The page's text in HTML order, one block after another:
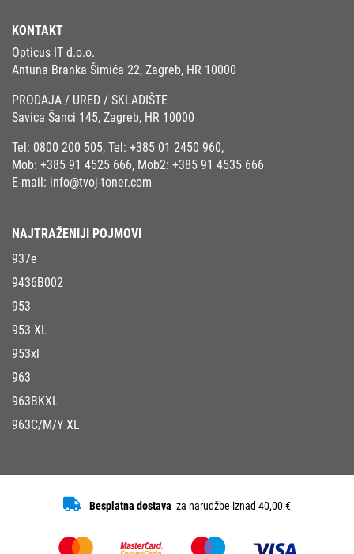
KONTAKT
Opticus IT d.o.o.
Antuna Branka Šimića 22, Zagreb, HR 10000
PRODAJA / URED / SKLADIŠTE
Savica Šanci 145, Zagreb, HR 10000
Tel: 0800 200 505, Tel: +385 01 2450 960,
Mob: +385 91 4525 666, Mob2: +385 91 4535 666
E-mail: info@tvoj-toner.com
NAJTRAŽENIJI POJMOVI
937e
9436B002
953
953 XL
953xl
963
963BKXL
963C/M/Y XL
Besplatna dostava za narudžbe iznad 40,00 €